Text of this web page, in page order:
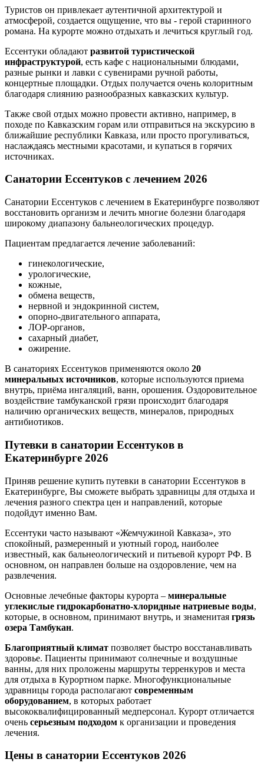
Туристов он привлекает аутентичной архитектурой и
атмосферой, создается ощущение, что вы - герой старинного
романа. На курорте можно отдыхать и лечиться круглый год.
Ессентуки обладают развитой туристической
инфраструктурой, есть кафе с национальными блюдами,
разные рынки и лавки с сувенирами ручной работы,
концертные площадки. Отдых получается очень колоритным
благодаря слиянию разнообразных кавказских культур.
Также свой отдых можно провести активно, например, в
походе по Кавказским горам или отправиться на экскурсию в
ближайшие республики Кавказа, или просто прогуливаться,
наслаждаясь местными красотами, и купаться в горячих
источниках.
Санатории Ессентуков с лечением 2026
Санатории Ессентуков с лечением в Екатеринбурге позволяют
восстановить организм и лечить многие болезни благодаря
широкому диапазону бальнеологических процедур.
Пациентам предлагается лечение заболеваний:
гинекологические,
урологические,
кожные,
обмена веществ,
нервной и эндокринной систем,
опорно-двигательного аппарата,
ЛОР-органов,
сахарный диабет,
ожирение.
В санаториях Ессентуков применяются около 20
минеральных источников, которые используются приема
внутрь, приёма ингаляций, ванн, орошения. Оздоровительное
воздействие тамбуканской грязи происходит благодаря
наличию органических веществ, минералов, природных
антибиотиков.
Путевки в санатории Ессентуков в
Екатеринбурге 2026
Приняв решение купить путевки в санатории Ессентуков в
Екатеринбурге, Вы сможете выбрать здравницы для отдыха и
лечения разного спектра цен и направлений, которые
подойдут именно Вам.
Ессентуки часто называют «Жемчужиной Кавказа», это
спокойный, размеренный и уютный город, наиболее
известный, как бальнеологический и питьевой курорт РФ. В
основном, он направлен больше на оздоровление, чем на
развлечения.
Основные лечебные факторы курорта – минеральные
углекислые гидрокарбонатно-хлоридные натриевые воды,
которые, в основном, принимают внутрь, и знаменитая грязь
озера Тамбукан.
Благоприятный климат позволяет быстро восстанавливать
здоровье. Пациенты принимают солнечные и воздушные
ванны, для них проложены маршруты терренкуров и места
для отдыха в Курортном парке. Многофункциональные
здравницы города располагают современным
оборудованием, в которых работает
высококвалифицированный медперсонал. Курорт отличается
очень серьезным подходом к организации и проведения
лечения.
Цены в санатории Ессентуков 2026